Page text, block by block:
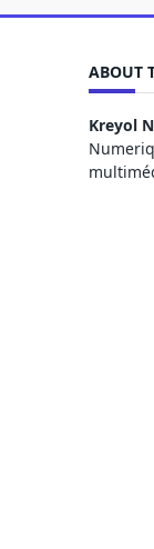
ABOUT
Kreyol